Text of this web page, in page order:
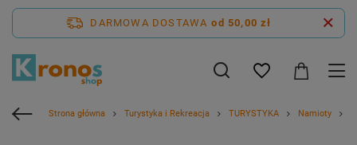
DARMOWA DOSTAWA od 50,00 zł
Strona główna Turystyka i Rekreacja TURYSTYKA Namioty